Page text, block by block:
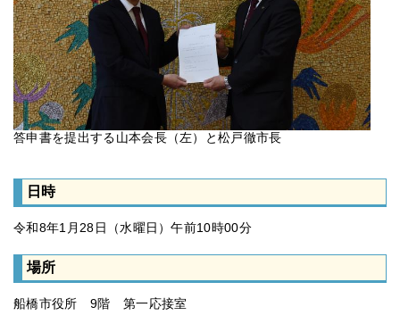
答申書を提出する山本会長（左）と松戸徹市長
日時
令和8年1月28日（水曜日）午前10時00分
場所
船橋市役所 9階 第一応接室